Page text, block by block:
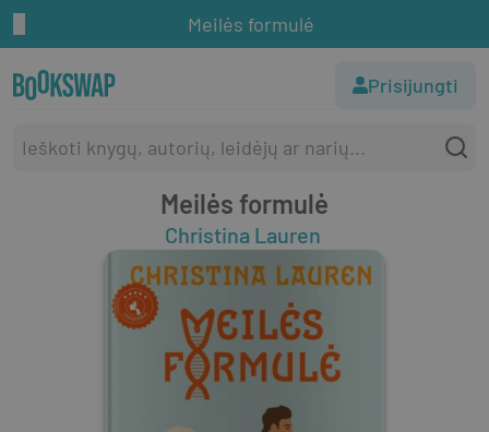
Meilės formulė
Prisijungti
Meilės formulė
Christina Lauren